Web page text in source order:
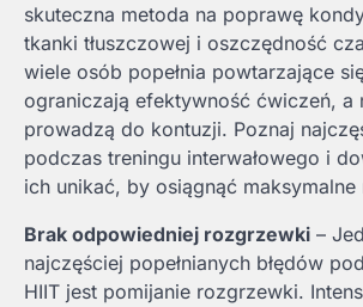
skuteczna metoda na poprawę
tkanki tłuszczowej i oszczędność
wiele osób popełnia powtarzające
ograniczają efektywność ćwiczeń, a
prowadzą do kontuzji. Poznaj
podczas treningu interwałowego i
ich unikać, by osiągnąć maksymalne
Brak odpowiedniej rozgrzewki –
najczęściej popełnianych błędów
HIIT jest pomijanie rozgrzewki.